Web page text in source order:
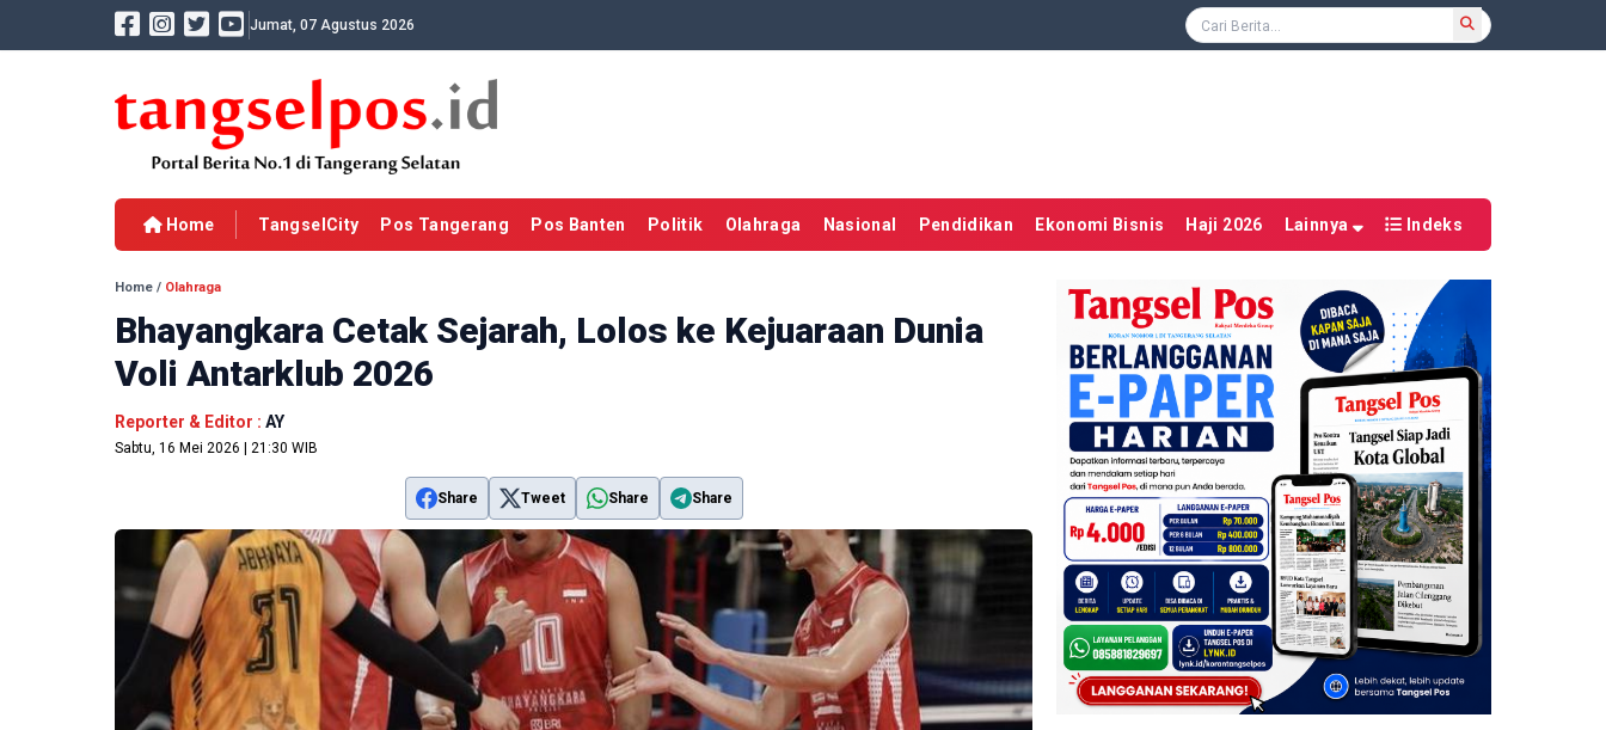
Jumat, 07 Agustus 2026
Home TangselCity Pos Tangerang Pos Banten Politik Olahraga Nasional Pendidikan Ekonomi Bisnis Haji 2026 Lainnya Indeks
Home / Olahraga
Bhayangkara Cetak Sejarah, Lolos ke Kejuaraan Dunia
Voli Antarklub 2026
Reporter & Editor : AY
Sabtu, 16 Mei 2026 | 21:30 WIB
Share Tweet Share Share